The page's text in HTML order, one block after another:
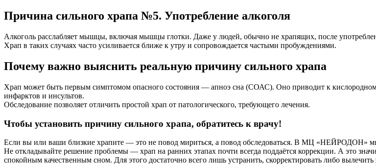
Причина сильного храпа №5. Употребление алкоголя
Алкоголь расслабляет мышцы, включая мышцы глотки. Даже у людей, обычно не храпящих, после
Храп в таких случаях часто усиливается ближе к утру и сопровождается частыми пробуждениями.
Почему важно выяснить реальную причину сильного храпа
Храп может быть первым симптомом опасного состояния — апноэ сна (СОАС). Оно приводит к
инфарктов и инсультов.
Обследование позволяет отличить простой храп от патологического, требующего лечения.
Чтобы установить причину сильного храпа, обратитесь к врачу!
Если вы или ваши близкие храпите — это не повод мириться, а повод обследоваться. В МЦ «НЕЙРОДОН»
Не откладывайте решение проблемы — храп на ранних этапах почти всегда поддаётся коррекции. А это
спокойным качественным сном. Для этого достаточно всего лишь устранить, скорректировать либо вылечить